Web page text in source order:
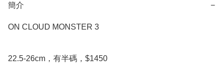
簡介 −
ON CLOUD MONSTER 3
22.5-26cm，有半碼，$1450